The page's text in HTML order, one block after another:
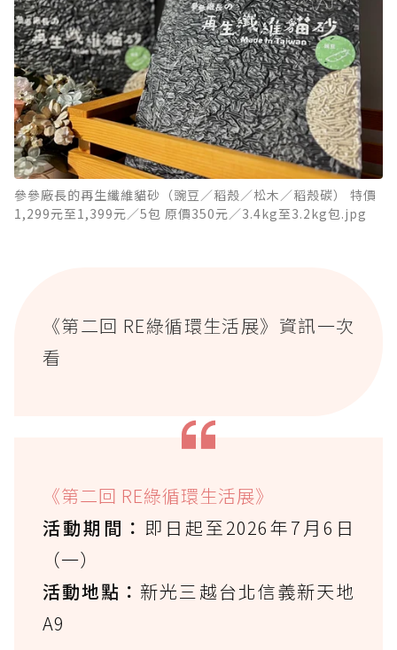
參參廠長的再生纖維貓砂（豌豆／稻殼／松木／稻殼碳） 特價
1,299元至1,399元／5包 原價350元／3.4kg至3.2kg包.jpg
《第二回 RE綠循環生活展》資訊一次
看
《第二回 RE綠循環生活展》
活動期間： 即日起至2026年7月6日
（一）
活動地點： 新光三越台北信義新天地
A9